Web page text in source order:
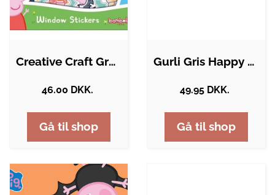
Creative Craft Group GURLI GRIS Window…
46.00 DKK.
Gå til shop
Gurli Gris Happy Birthday banner - 2,5m
49.95 DKK.
Gå til shop